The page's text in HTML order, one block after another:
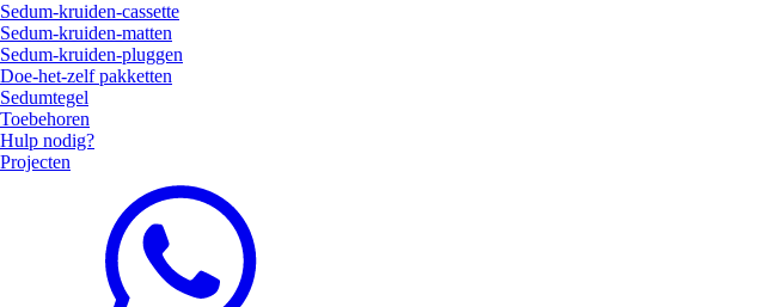
Sedum-kruiden-cassette
Sedum-kruiden-matten
Sedum-kruiden-pluggen
Doe-het-zelf pakketten
Sedumtegel
Toebehoren
Hulp nodig?
Projecten